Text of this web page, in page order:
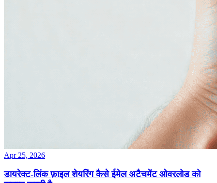
Apr 25, 2026
डायरेक्ट‑लिंक फ़ाइल शेयरिंग कैसे ईमेल अटैचमेंट ओवरलोड को